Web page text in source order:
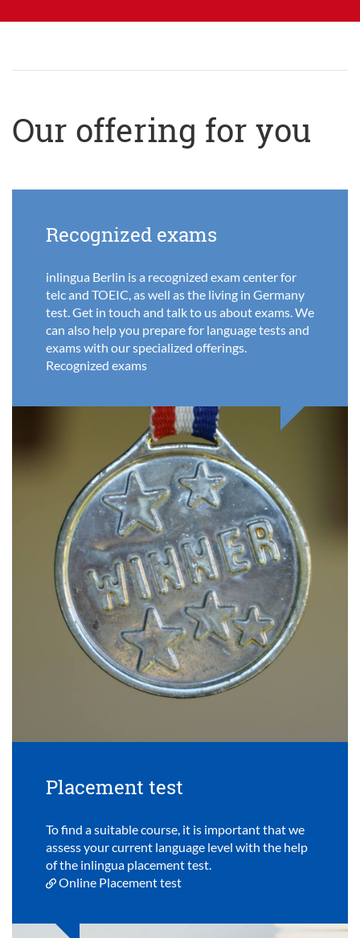
Our offering for you
Recognized exams
inlingua Berlin is a recognized exam center for
telc and TOEIC, as well as the living in Germany
test. Get in touch and talk to us about exams. We
can also help you prepare for language tests and
exams with our specialized offerings.
Recognized exams
Placement test
To find a suitable course, it is important that we
assess your current language level with the help
of the inlingua placement test.
Online Placement test